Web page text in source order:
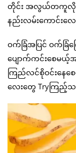
တိုင်း အလွယ်တကူလို
နည်းလမ်းကောင်းလ
ဝက်ခြံအပြင် ဝက်ခ
ပျောက်ကင်းစေမယ့်
ကြည်လင်စိုဝင်းနေစ
လေးတွေ Tryကြည့်